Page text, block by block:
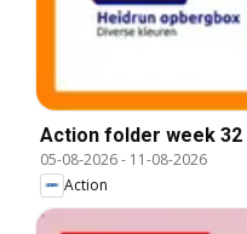
Action folder week 32
05-08-2026- 11-08-2026
Action